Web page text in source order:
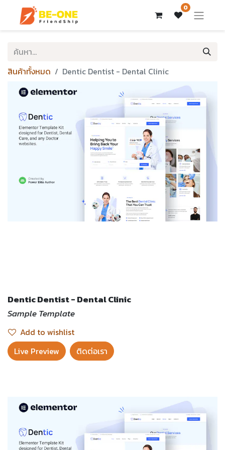
0
สินค้าทั้งหมด Dentic Dentist - Dental Clinic
Dentic Dentist - Dental Clinic
Sample Template
Add to wishlist
Live Preview​
ติดต่อเรา